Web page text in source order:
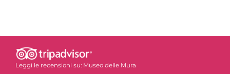
Leggi le recensioni su: Museo delle Mura